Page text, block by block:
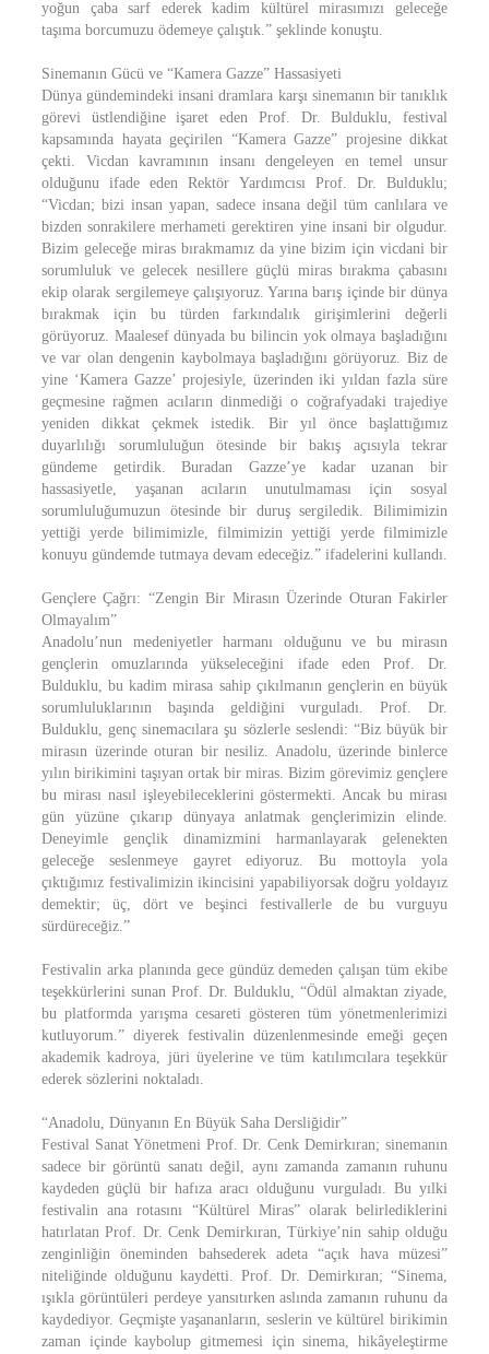
yoğun çaba sarf ederek kadim kültürel mirasımızı geleceğe
taşıma borcumuzu ödemeye çalıştık.” şeklinde konuştu.
Sinemanın Gücü ve “Kamera Gazze” Hassasiyeti
Dünya gündemindeki insani dramlara karşı sinemanın bir tanıklık
görevi üstlendiğine işaret eden Prof. Dr. Bulduklu, festival
kapsamında hayata geçirilen “Kamera Gazze” projesine dikkat
çekti. Vicdan kavramının insanı dengeleyen en temel unsur
olduğunu ifade eden Rektör Yardımcısı Prof. Dr. Bulduklu;
“Vicdan; bizi insan yapan, sadece insana değil tüm canlılara ve
bizden sonrakilere merhameti gerektiren yine insani bir olgudur.
Bizim geleceğe miras bırakmamız da yine bizim için vicdani bir
sorumluluk ve gelecek nesillere güçlü miras bırakma çabasını
ekip olarak sergilemeye çalışıyoruz. Yarına barış içinde bir dünya
bırakmak için bu türden farkındalık girişimlerini değerli
görüyoruz. Maalesef dünyada bu bilincin yok olmaya başladığını
ve var olan dengenin kaybolmaya başladığını görüyoruz. Biz de
yine ‘Kamera Gazze’ projesiyle, üzerinden iki yıldan fazla süre
geçmesine rağmen acıların dinmediği o coğrafyadaki trajediye
yeniden dikkat çekmek istedik. Bir yıl önce başlattığımız
duyarlılığı sorumluluğun ötesinde bir bakış açısıyla tekrar
gündeme getirdik. Buradan Gazze’ye kadar uzanan bir
hassasiyetle, yaşanan acıların unutulmaması için sosyal
sorumluluğumuzun ötesinde bir duruş sergiledik. Bilimimizin
yettiği yerde bilimimizle, filmimizin yettiği yerde filmimizle
konuyu gündemde tutmaya devam edeceğiz.” ifadelerini kullandı.
Gençlere Çağrı: “Zengin Bir Mirasın Üzerinde Oturan Fakirler
Olmayalım”
Anadolu’nun medeniyetler harmanı olduğunu ve bu mirasın
gençlerin omuzlarında yükseleceğini ifade eden Prof. Dr.
Bulduklu, bu kadim mirasa sahip çıkılmanın gençlerin en büyük
sorumluluklarının başında geldiğini vurguladı. Prof. Dr.
Bulduklu, genç sinemacılara şu sözlerle seslendi: “Biz büyük bir
mirasın üzerinde oturan bir nesiliz. Anadolu, üzerinde binlerce
yılın birikimini taşıyan ortak bir miras. Bizim görevimiz gençlere
bu mirası nasıl işleyebileceklerini göstermekti. Ancak bu mirası
gün yüzüne çıkarıp dünyaya anlatmak gençlerimizin elinde.
Deneyimle gençlik dinamizmini harmanlayarak gelenekten
geleceğe seslenmeye gayret ediyoruz. Bu mottoyla yola
çıktığımız festivalimizin ikincisini yapabiliyorsak doğru yoldayız
demektir; üç, dört ve beşinci festivallerle de bu vurguyu
sürdüreceğiz.”
Festivalin arka planında gece gündüz demeden çalışan tüm ekibe
teşekkürlerini sunan Prof. Dr. Bulduklu, “Ödül almaktan ziyade,
bu platformda yarışma cesareti gösteren tüm yönetmenlerimizi
kutluyorum.” diyerek festivalin düzenlenmesinde emeği geçen
akademik kadroya, jüri üyelerine ve tüm katılımcılara teşekkür
ederek sözlerini noktaladı.
“Anadolu, Dünyanın En Büyük Saha Dersliğidir”
Festival Sanat Yönetmeni Prof. Dr. Cenk Demirkıran; sinemanın
sadece bir görüntü sanatı değil, aynı zamanda zamanın ruhunu
kaydeden güçlü bir hafıza aracı olduğunu vurguladı. Bu yılki
festivalin ana rotasını “Kültürel Miras” olarak belirlediklerini
hatırlatan Prof. Dr. Cenk Demirkıran, Türkiye’nin sahip olduğu
zenginliğin öneminden bahsederek adeta “açık hava müzesi”
niteliğinde olduğunu kaydetti. Prof. Dr. Demirkıran; “Sinema,
ışıkla görüntüleri perdeye yansıtırken aslında zamanın ruhunu da
kaydediyor. Geçmişte yaşananların, seslerin ve kültürel birikimin
zaman içinde kaybolup gitmemesi için sinema, hikâyeleştirme